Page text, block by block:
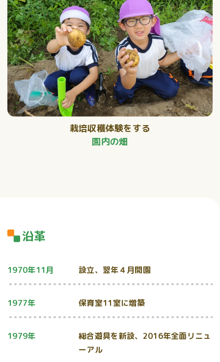
栽培収穫体験をする
園内の畑
沿革
1970年11月 設立、翌年４月開園
1977年 保育室11室に増築
1979年
総合遊具を新設、2016年全面リニュ
ーアル